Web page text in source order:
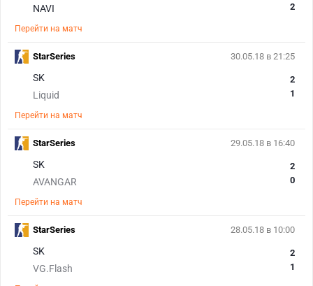
NAVI
2
Перейти на матч
30.05.18 в 21:25
SK
Liquid
2
1
Перейти на матч
StarSeries
29.05.18 в 16:40
SK
AVANGAR
2
0
Перейти на матч
StarSeries
28.05.18 в 10:00
SK
VG.Flash
2
1
StarSeries